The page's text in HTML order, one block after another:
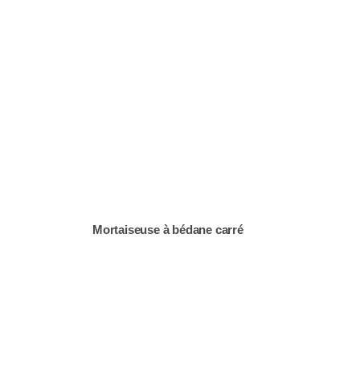
Mortaiseuse à bédane carré